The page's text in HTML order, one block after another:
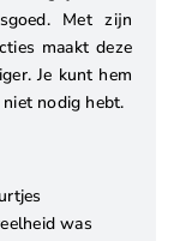
Met zijn
maakt deze
Je kunt hem
nodig hebt.
was